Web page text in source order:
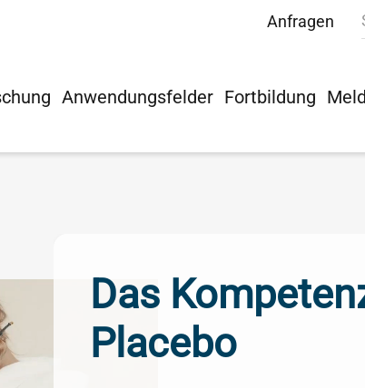
Anfragen
Anwendungsfelder Fortbildung
Das
Placebo